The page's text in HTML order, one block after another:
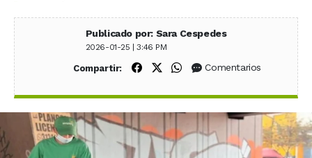
Publicado por: Sara Cespedes
2026-01-25 | 3:46 PM
Compartir: Compartir en Facebook
Compartir en X (Twitter)
Compartir en WhatsApp
Comentarios